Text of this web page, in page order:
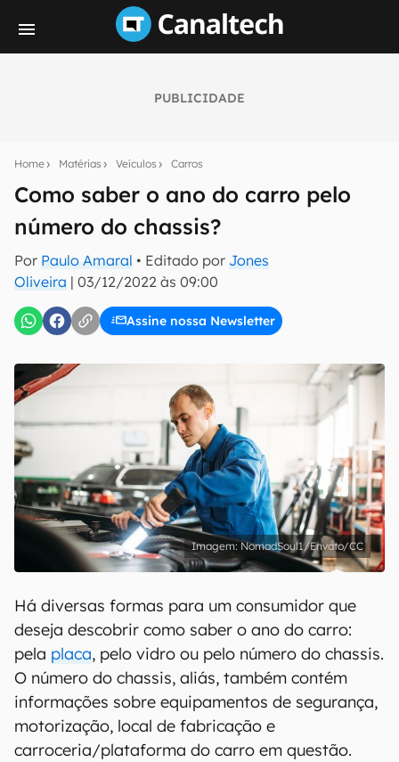
PUBLICIDADE
Home Matérias Veículos Carros
Como saber o ano do carro pelo
número do chassis?
Por Paulo Amaral • Editado por Jones
Oliveira | 03/12/2022 às 09:00
Assine nossa Newsletter
notícias e reviews sobre tecnologia em primeira
E-mail
Uso e Política de Privacidade do Canaltech.
NomadSoul1/Envato/CC
Há diversas formas para um consumidor que
deseja descobrir como saber o ano do carro:
pela placa, pelo vidro ou pelo número do chassis.
O número do chassis, aliás, também contém
informações sobre equipamentos de segurança,
motorização, local de fabricação e
carroceria/plataforma do carro em questão.